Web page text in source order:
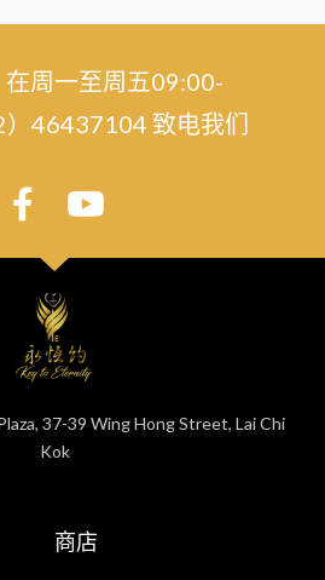
在周一至周五09:00-
46437104 致电我们
37-39 Wing Hong Street, Lai Chi
Kok
商店